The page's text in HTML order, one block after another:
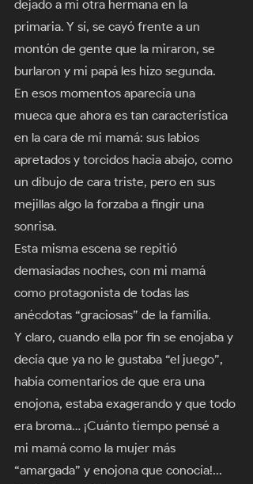
dejado a mi otra hermana en la
primaria. Y sí, se cayó frente a un
montón de gente que la miraron, se
burlaron y mi papá les hizo segunda.
En esos momentos aparecía una
mueca que ahora es tan característica
en la cara de mi mamá: sus labios
apretados y torcidos hacia abajo, como
un dibujo de cara triste, pero en sus
mejillas algo la forzaba a fingir una
sonrisa.
Esta misma escena se repitió
demasiadas noches, con mi mamá
como protagonista de todas las
anécdotas “graciosas” de la familia.
Y claro, cuando ella por fin se enojaba y
decía que ya no le gustaba “el juego”,
había comentarios de que era una
enojona, estaba exagerando y que todo
era broma… ¡Cuánto tiempo pensé a
mi mamá como la mujer más
“amargada” y enojona que conocía!...